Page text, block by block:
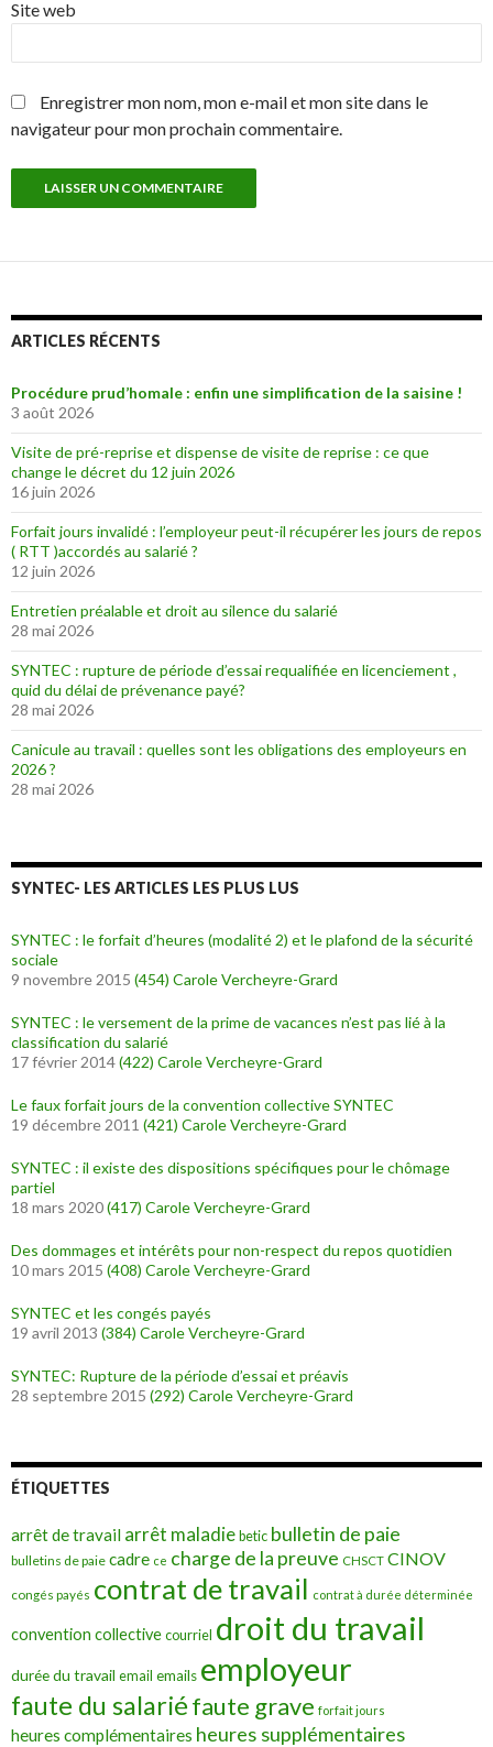
Site web
Enregistrer mon nom, mon e-mail et mon site dans le
navigateur pour mon prochain commentaire.
ARTICLES RÉCENTS
Procédure prud’homale : enfin une simplification de la saisine !
3 août 2026
Visite de pré-reprise et dispense de visite de reprise : ce que
change le décret du 12 juin 2026
16 juin 2026
Forfait jours invalidé : l’employeur peut-il récupérer les jours de repos
( RTT )accordés au salarié ?
12 juin 2026
Entretien préalable et droit au silence du salarié
28 mai 2026
SYNTEC : rupture de période d’essai requalifiée en licenciement ,
quid du délai de prévenance payé?
28 mai 2026
Canicule au travail : quelles sont les obligations des employeurs en
2026 ?
28 mai 2026
SYNTEC- LES ARTICLES LES PLUS LUS
SYNTEC : le forfait d’heures (modalité 2) et le plafond de la sécurité
sociale
9 novembre 2015 (454) Carole Vercheyre-Grard
SYNTEC : le versement de la prime de vacances n’est pas lié à la
classification du salarié
17 février 2014(422) Carole Vercheyre-Grard
Le faux forfait jours de la convention collective SYNTEC
19 décembre 2011 (421) Carole Vercheyre-Grard
SYNTEC : il existe des dispositions spécifiques pour le chômage
partiel
18 mars 2020(417) Carole Vercheyre-Grard
Des dommages et intérêts pour non-respect du repos quotidien
10 mars 2015 (408) Carole Vercheyre-Grard
SYNTEC et les congés payés
19 avril 2013 (384) Carole Vercheyre-Grard
SYNTEC: Rupture de la période d’essai et préavis
28 septembre 2015 (292) Carole Vercheyre-Grard
ÉTIQUETTES
arrêt de travail arrêt maladie betic bulletin de paie
bulletins de paie cadre ce charge de la preuve CHSCT CINOV
congés payés contrat de travail contrat à durée déterminée
convention collective courriel droit du travail
durée du travail email emails employeur
faute du salariéfaute grave forfait jours
heures complémentaires heures supplémentaires